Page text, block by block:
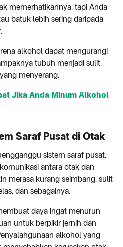
memerhatikannya, tapi Anda
batuk lebih sering daripada
alkohol dapat mengurangi
tubuh menjadi sulit
menyerang.
Jika Anda Minum Alkohol
Saraf Pusat di Otak
sistem saraf pusat.
antara otak dan
merasa kurang seimbang, sulit
dan sebagainya.
daya ingat menurun
untuk berpikir jernih dan
alkohol yang